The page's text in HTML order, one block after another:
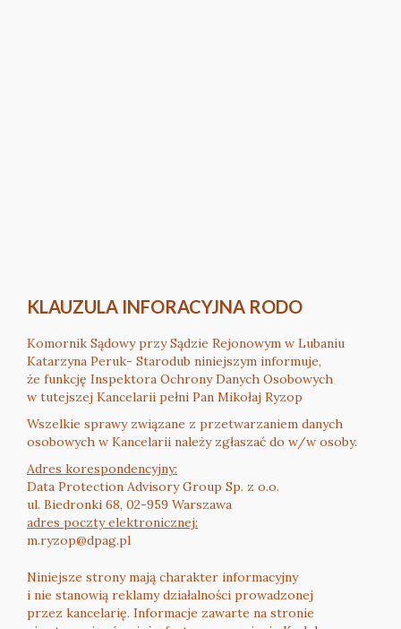
KLAUZULA INFORACYJNA RODO
Komornik Sądowy przy Sądzie Rejonowym w Lubaniu
Katarzyna Peruk- Starodub niniejszym informuje,
że funkcję Inspektora Ochrony Danych Osobowych
w tutejszej Kancelarii pełni Pan Mikołaj Ryzop
Wszelkie sprawy związane z przetwarzaniem danych
osobowych w Kancelarii należy zgłaszać do w/w osoby.
Adres korespondencyjny:
Data Protection Advisory Group Sp. z o.o.
ul. Biedronki 68, 02-959 Warszawa
adres poczty elektronicznej:
m.ryzop@dpag.pl
Niniejsze strony mają charakter informacyjny
i nie stanowią reklamy działalności prowadzonej
przez kancelarię. Informacje zawarte na stronie